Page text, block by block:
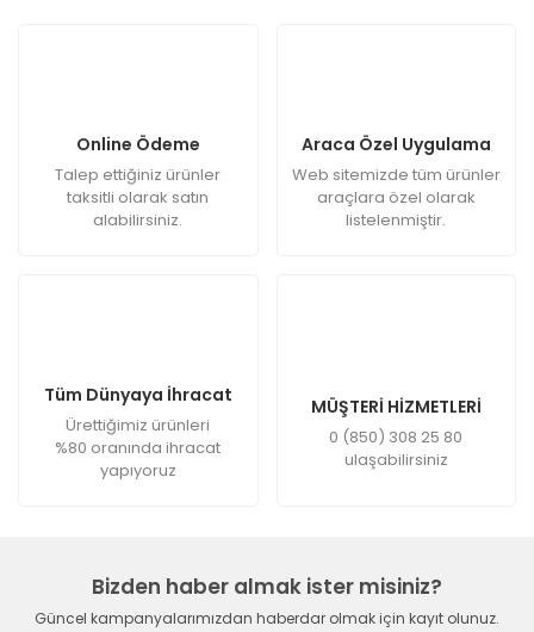
Online Ödeme
Talep ettiğiniz ürünler
taksitli olarak satın
alabilirsiniz.
Araca Özel Uygulama
Web sitemizde tüm ürünler
araçlara özel olarak
listelenmiştir.
Tüm Dünyaya İhracat
Ürettiğimiz ürünleri
%80 oranında ihracat
yapıyoruz
MÜŞTERİ HİZMETLERİ
0 (850) 308 25 80
ulaşabilirsiniz
Bizden haber almak ister misiniz?
Güncel kampanyalarımızdan haberdar olmak için kayıt olunuz.